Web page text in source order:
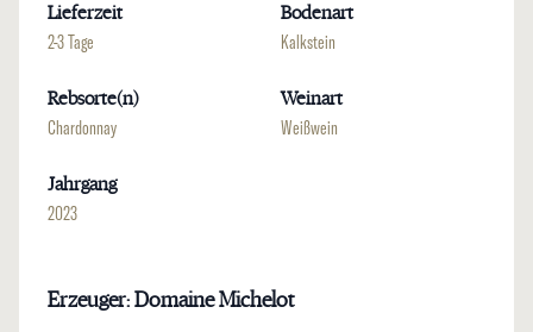
Lieferzeit
2-3 Tage
Bodenart
Kalkstein
Rebsorte(n)
Chardonnay
Weinart
Weißwein
Jahrgang
2023
Erzeuger: Domaine Michelot